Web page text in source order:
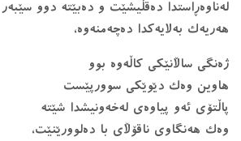
لەناوەڕاستدا دەقڵیشێت و دەبێتە دوو سێبەر
هەریەک بەلایەکدا دەچەمنەوە،
ژەنگی ساڵانێکی کاڵەوە بوو
هاوین وەک دێوێکی سوورپێست
پاڵتۆی ئەو پیاوەی لەخەونیشدا شێتە
وەک هەنگاوی ناقۆڵای با دەلوورێنێت،